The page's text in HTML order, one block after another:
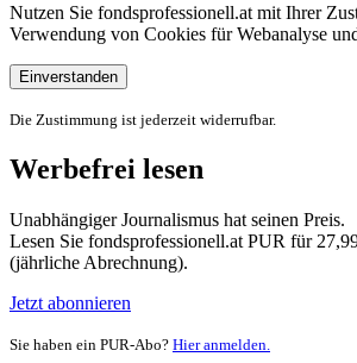
Nutzen Sie fondsprofessionell.at mit Ihrer
Verwendung von Cookies für Webanalyse
Einverstanden
Die Zustimmung ist jederzeit widerrufbar.
Werbefrei lesen
Unabhängiger Journalismus hat seinen Preis.
Lesen Sie fondsprofessionell.at PUR für
(jährliche Abrechnung).
Jetzt abonnieren
Sie haben ein PUR-Abo? Hier anmelden.